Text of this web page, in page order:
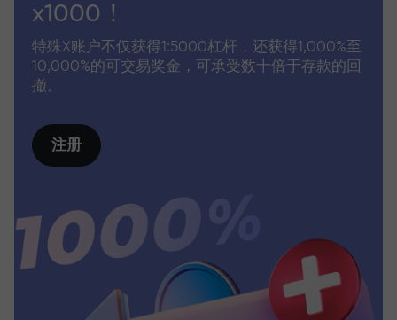
x1000！
特殊X账户不仅获得1:5000杠杆，还获得1,000%至
10,000%的可交易奖金，可承受数十倍于存款的回
撤。
注册